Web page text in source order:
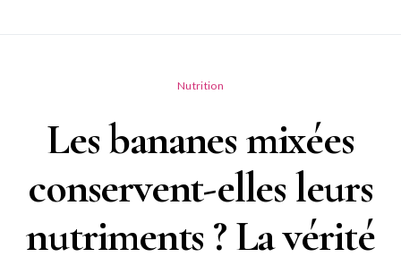
Nutrition
Les bananes mixées
conservent-elles leurs
nutriments ? La vérité